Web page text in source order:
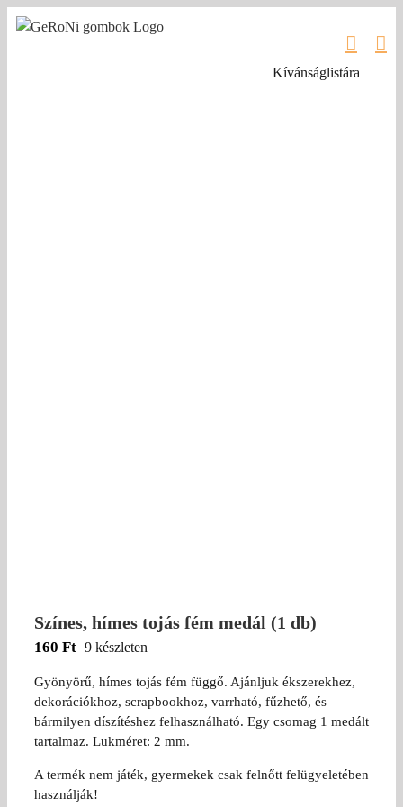
Kihagyás
Színes, hímes tojás fém medál (1 db)
160 Ft 9 készleten
Gyönyörű, hímes tojás fém függő. Ajánljuk ékszerekhez,
dekorációkhoz, scrapbookhoz, varrható, fűzhető, és
bármilyen díszítéshez felhasználható. Egy csomag 1 medált
tartalmaz. Lukméret: 2 mm.
A termék nem játék, gyermekek csak felnőtt felügyeletében
használják!
Kívánságlistára